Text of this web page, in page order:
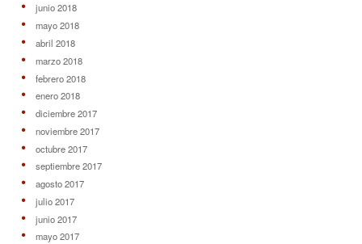
junio 2018
mayo 2018
abril 2018
marzo 2018
febrero 2018
enero 2018
diciembre 2017
noviembre 2017
octubre 2017
septiembre 2017
agosto 2017
julio 2017
junio 2017
mayo 2017